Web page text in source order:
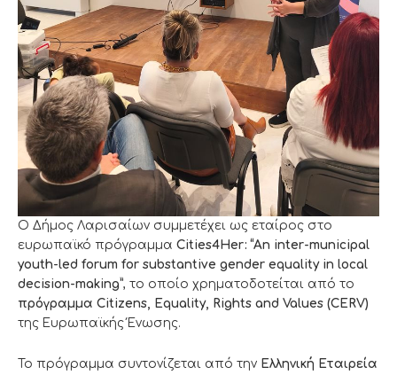
Ο Δήμος Λαρισαίων συμμετέχει ως εταίρος στο
ευρωπαϊκό πρόγραμμα Cities4Her: “An inter-municipal
youth-led forum for substantive gender equality in local
decision-making”, το οποίο χρηματοδοτείται από το
πρόγραμμα Citizens, Equality, Rights and Values (CERV)
της Ευρωπαϊκής Ένωσης.
Το πρόγραμμα συντονίζεται από την Ελληνική Εταιρεία